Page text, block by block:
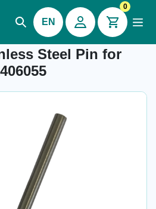
EN
0
Steel Pin for